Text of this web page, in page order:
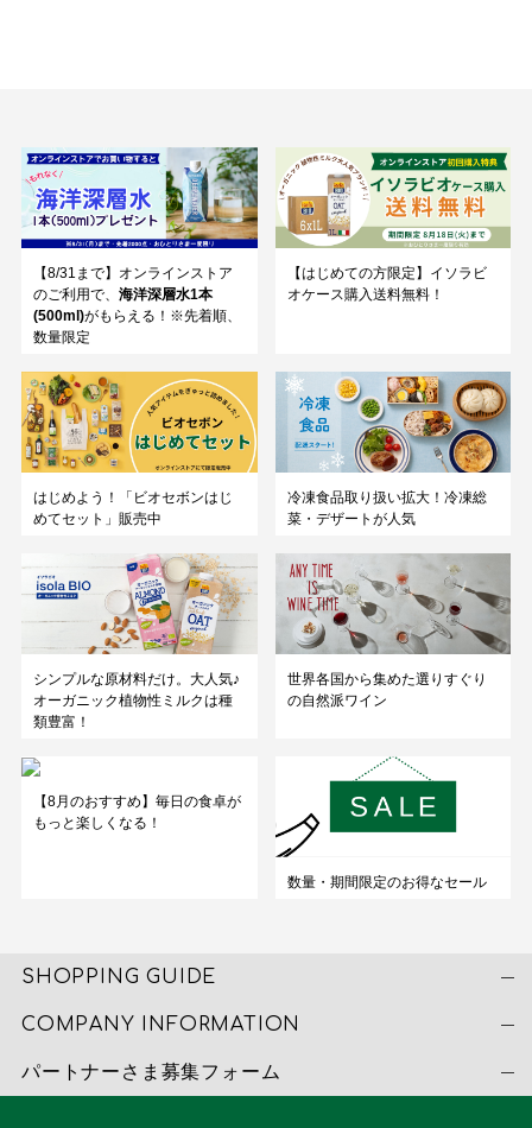
【8/31まで】オンラインストア
のご利用で、 海洋深層水1本
(500ml)がもらえる！※先着順、
数量限定
【はじめての方限定】イソラビ
オケース購入送料無料！
はじめよう！「ビオセボンはじ
めてセット」販売中
冷凍食品取り扱い拡大！冷凍総
菜・デザートが人気
シンプルな原材料だけ。大人気♪
オーガニック植物性ミルクは種
類豊富！
世界各国から集めた選りすぐり
の自然派ワイン
【8月のおすすめ】毎日の食卓が
もっと楽しくなる！
数量・期間限定のお得なセール
SHOPPING GUIDE
COMPANY INFORMATION
パートナーさま募集フォーム